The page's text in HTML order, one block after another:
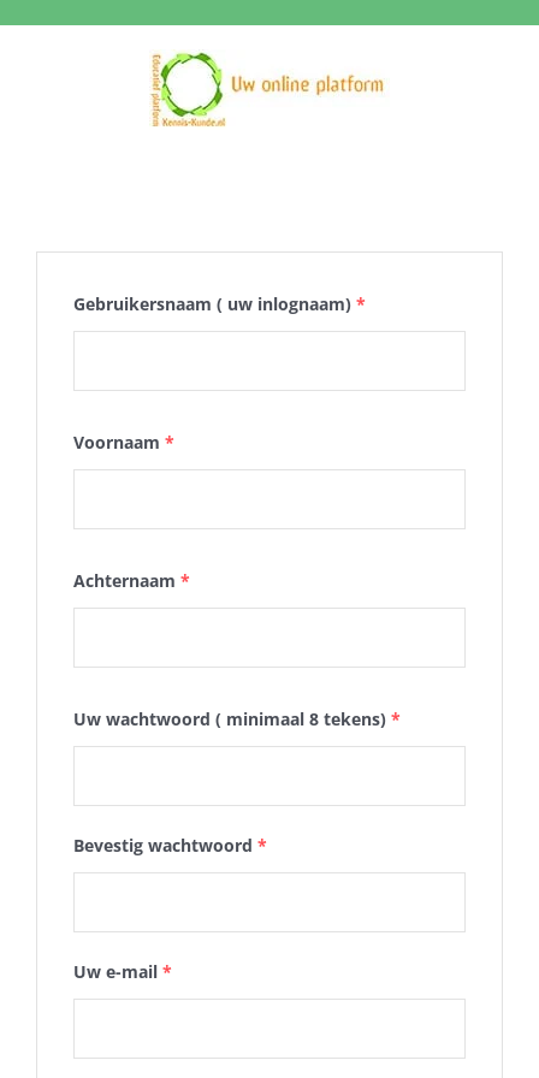
Gebruikersnaam ( uw inlognaam) *
Voornaam *
Achternaam *
Uw wachtwoord ( minimaal 8 tekens) *
Bevestig wachtwoord *
Uw e-mail *